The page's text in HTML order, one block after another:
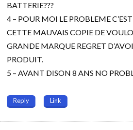
BATTERIE???
4 – POUR MOI LE PROBLEME
CETTE MAUVAIS COPIE DE
GRANDE MARQUE REGRET
PRODUIT.
5 – AVANT DISON 8 ANS NO
Reply Link